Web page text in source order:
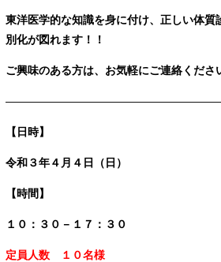
東洋医学的な知識を身に付け、正しい体質
別化が図れます！！
ご興味のある方は、お気軽にご連絡くださ
———————————————————–
【日時】
令和３年４月４日（日）
【時間】
１０：３０－１７：３０
定員人数 １０名様